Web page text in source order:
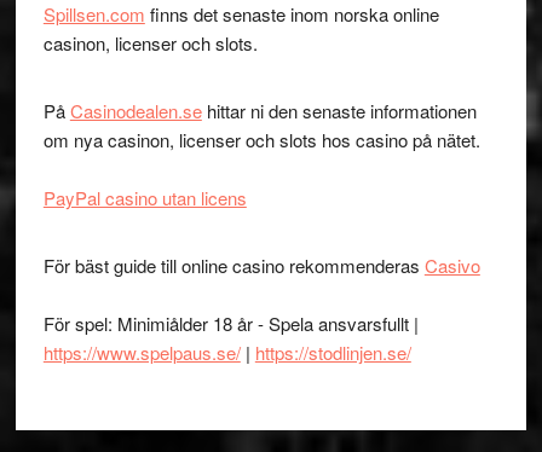
Spillsen.com finns det senaste inom norska online
casinon, licenser och slots.
PåCasinodealen.sehittar ni den senaste informationen
om nya casinon, licenser och slots hos casino på nätet.
PayPal casino utan licens
För bäst guide till online casino rekommenderas Casivo
För spel: Minimiålder 18 år - Spela ansvarsfullt |
https://www.spelpaus.se/| https://stodlinjen.se/